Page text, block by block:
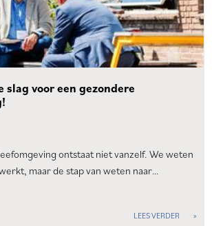
slag voor een gezondere
ontstaat niet vanzelf. We weten
maar de stap van weten naar…
LEES VERDER